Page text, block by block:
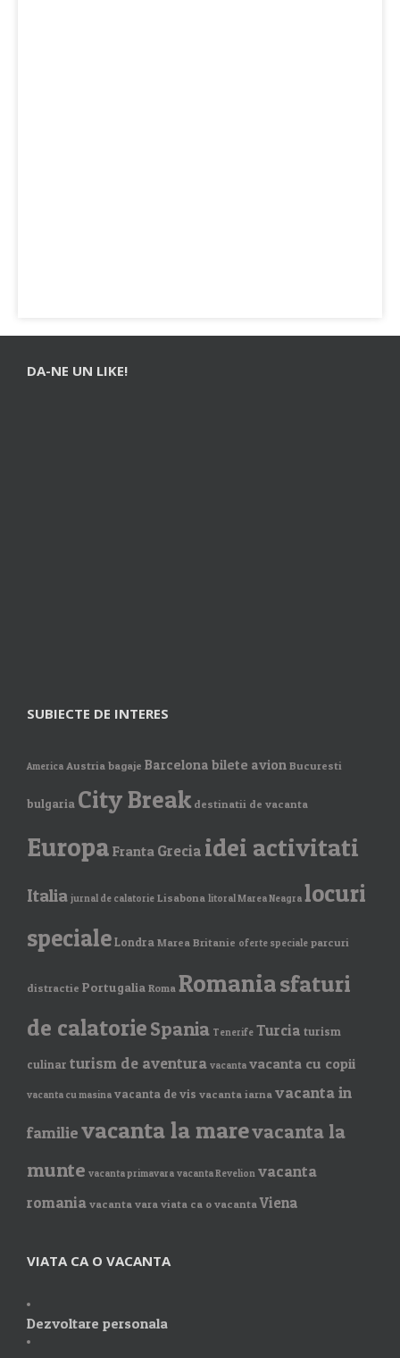
DA-NE UN LIKE!
SUBIECTE DE INTERES
America Austria bagaje Barcelona bilete avion Bucuresti
bulgaria City Break destinatii de vacanta
Europa Franta Grecia idei activitati
Italia jurnal de calatorie Lisabona litoral Marea Neagra locuri
specialeLondra Marea Britanie oferte speciale parcuri
distractie Portugalia Roma Romaniasfaturi
de calatorieSpania Tenerife Turcia turism
culinar turism de aventura vacanta vacanta cu copii
vacanta cu masina vacanta de vis vacanta iarna vacanta in
familievacanta la marevacanta la
munte vacanta primavara vacanta Revelion vacanta
romania vacanta vara viata ca o vacanta Viena
VIATA CA O VACANTA
Dezvoltare personala